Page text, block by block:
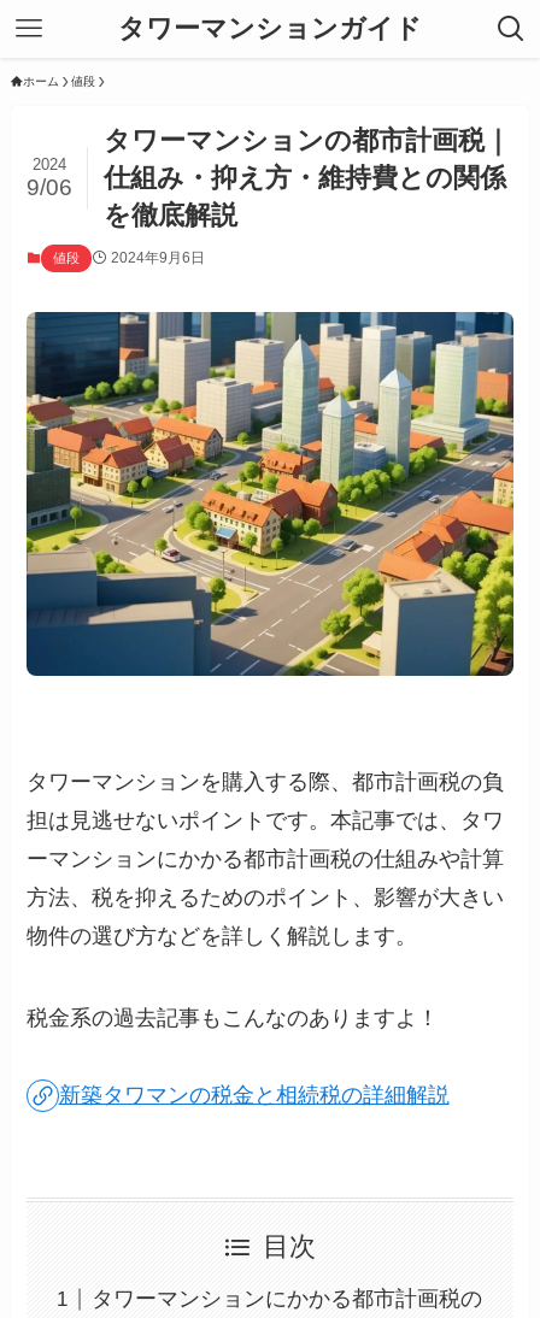
タワーマンションガイド
ホーム 値段
タワーマンションの都市計画税｜
仕組み・抑え方・維持費との関係
を徹底解説
2024
9/06
値段 2024年9月6日
タワーマンションを購入する際、都市計画税の負
担は見逃せないポイントです。本記事では、タワ
ーマンションにかかる都市計画税の仕組みや計算
方法、税を抑えるためのポイント、影響が大きい
物件の選び方などを詳しく解説します。
税金系の過去記事もこんなのありますよ！
新築タワマンの税金と相続税の詳細解説
目次
タワーマンションにかかる都市計画税の